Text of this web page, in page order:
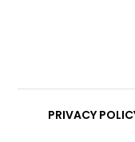
PRIVACY